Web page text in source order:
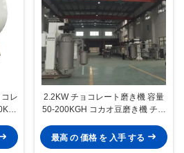
レ
る
2.2KW チョコレート磨き機 容量
50-200KGH コカオ豆磨き機 チョ
最高 の 価格 を 入手 する